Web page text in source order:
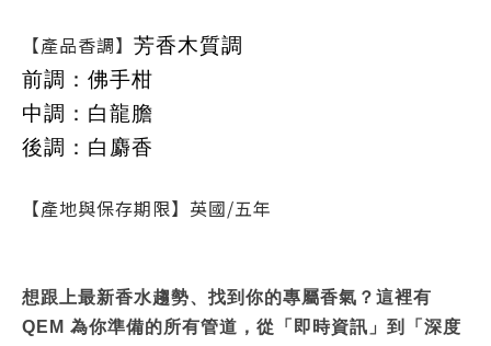
【產品香調】 芳香木質調
前調：佛手柑
中調：白龍膽
後調：白麝香
【產地與保存期限】英國/五年
想跟上最新香水趨勢、找到你的專屬香氣？這裡有
QEM 為你準備的所有管道，從「即時資訊」到「深度